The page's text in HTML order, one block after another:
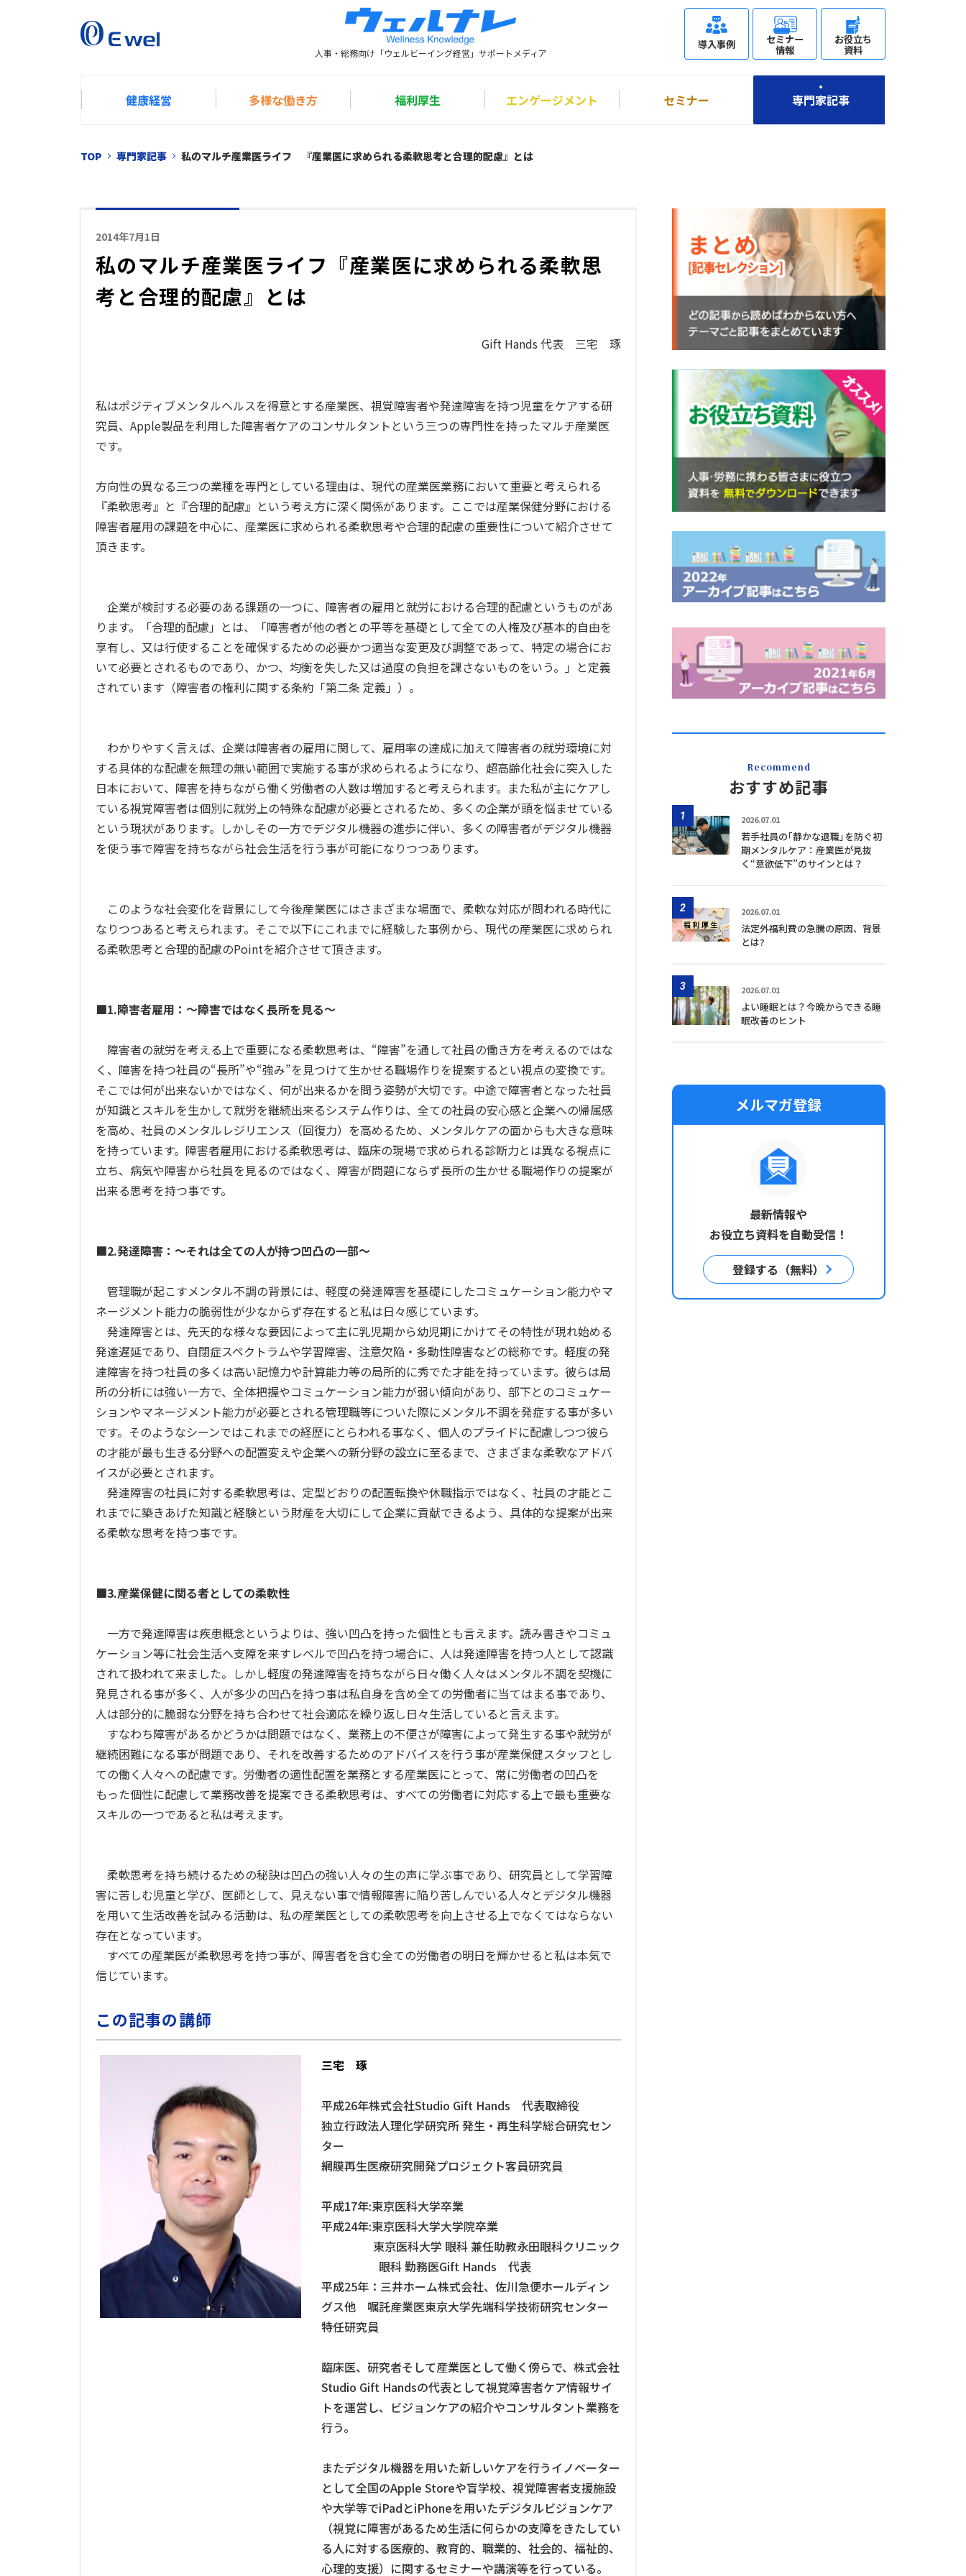
人事・総務向け「ウェルビーイング経営」サポートメディア
導入事例 セミナー
情報
お役立ち
資料
健康経営 多様な働き方 福利厚生 エンゲージメント セミナー 専門家記事
TOP 専門家記事 私のマルチ産業医ライフ 『産業医に求められる柔軟思考と合理的配慮』とは
2014年7月1日
私のマルチ産業医ライフ『産業医に求められる柔軟思
考と合理的配慮』とは
Gift Hands 代表 三宅 琢
私はポジティブメンタルヘルスを得意とする産業医、視覚障害者や発達障害を持つ児童をケアする研
究員、Apple製品を利用した障害者ケアのコンサルタントという三つの専門性を持ったマルチ産業医
です。
方向性の異なる三つの業種を専門としている理由は、現代の産業医業務において重要と考えられる
『柔軟思考』と『合理的配慮』という考え方に深く関係があります。ここでは産業保健分野における
障害者雇用の課題を中心に、産業医に求められる柔軟思考や合理的配慮の重要性について紹介させて
頂きます。
企業が検討する必要のある課題の一つに、障害者の雇用と就労における合理的配慮というものがあ
ります。「合理的配慮」とは、「障害者が他の者との平等を基礎として全ての人権及び基本的自由を
享有し、又は行使することを確保するための必要かつ適当な変更及び調整であって、特定の場合にお
いて必要とされるものであり、かつ、均衡を失した又は過度の負担を課さないものをいう。」と定義
されています（障害者の権利に関する条約「第二条 定義」）。
わかりやすく言えば、企業は障害者の雇用に関して、雇用率の達成に加えて障害者の就労環境に対
する具体的な配慮を無理の無い範囲で実施する事が求められるようになり、超高齢化社会に突入した
日本において、障害を持ちながら働く労働者の人数は増加すると考えられます。また私が主にケアし
ている視覚障害者は個別に就労上の特殊な配慮が必要とされるため、多くの企業が頭を悩ませている
という現状があります。しかしその一方でデジタル機器の進歩に伴い、多くの障害者がデジタル機器
を使う事で障害を持ちながら社会生活を行う事が可能になりつつあります。
このような社会変化を背景にして今後産業医にはさまざまな場面で、柔軟な対応が問われる時代に
なりつつあると考えられます。そこで以下にこれまでに経験した事例から、現代の産業医に求められ
る柔軟思考と合理的配慮のPointを紹介させて頂きます。
■1.障害者雇用：〜障害ではなく長所を見る〜
障害者の就労を考える上で重要になる柔軟思考は、“障害”を通して社員の働き方を考えるのではな
く、障害を持つ社員の“長所”や“強み”を見つけて生かせる職場作りを提案するとい視点の変換です。
そこでは何が出来ないかではなく、何が出来るかを問う姿勢が大切です。中途で障害者となった社員
が知識とスキルを生かして就労を継続出来るシステム作りは、全ての社員の安心感と企業への帰属感
を高め、社員のメンタルレジリエンス（回復力）を高めるため、メンタルケアの面からも大きな意味
を持っています。障害者雇用における柔軟思考は、臨床の現場で求められる診断力とは異なる視点に
立ち、病気や障害から社員を見るのではなく、障害が問題にならず長所の生かせる職場作りの提案が
出来る思考を持つ事です。
■2.発達障害：〜それは全ての人が持つ凹凸の一部〜
管理職が起こすメンタル不調の背景には、軽度の発達障害を基礎にしたコミュケーション能力やマ
ネージメント能力の脆弱性が少なからず存在すると私は日々感じています。
発達障害とは、先天的な様々な要因によって主に乳児期から幼児期にかけてその特性が現れ始める
発達遅延であり、自閉症スペクトラムや学習障害、注意欠陥・多動性障害などの総称です。軽度の発
達障害を持つ社員の多くは高い記憶力や計算能力等の局所的に秀でた才能を持っています。彼らは局
所の分析には強い一方で、全体把握やコミュケーション能力が弱い傾向があり、部下とのコミュケー
ションやマネージメント能力が必要とされる管理職等についた際にメンタル不調を発症する事が多い
です。そのようなシーンではこれまでの経歴にとらわれる事なく、個人のプライドに配慮しつつ彼ら
の才能が最も生きる分野への配置変えや企業への新分野の設立に至るまで、さまざまな柔軟なアドバ
イスが必要とされます。
発達障害の社員に対する柔軟思考は、定型どおりの配置転換や休職指示ではなく、社員の才能とこ
れまでに築きあげた知識と経験という財産を大切にして企業に貢献できるよう、具体的な提案が出来
る柔軟な思考を持つ事です。
■3.産業保健に関る者としての柔軟性
一方で発達障害は疾患概念というよりは、強い凹凸を持った個性とも言えます。読み書きやコミュ
ケーション等に社会生活へ支障を来すレベルで凹凸を持つ場合に、人は発達障害を持つ人として認識
されて扱われて来ました。しかし軽度の発達障害を持ちながら日々働く人々はメンタル不調を契機に
発見される事が多く、人が多少の凹凸を持つ事は私自身を含め全ての労働者に当てはまる事であり、
人は部分的に脆弱な分野を持ち合わせて社会適応を繰り返し日々生活していると言えます。
すなわち障害があるかどうかは問題ではなく、業務上の不便さが障害によって発生する事や就労が
継続困難になる事が問題であり、それを改善するためのアドバイスを行う事が産業保健スタッフとし
ての働く人々への配慮です。労働者の適性配置を業務とする産業医にとって、常に労働者の凹凸を
もった個性に配慮して業務改善を提案できる柔軟思考は、すべての労働者に対応する上で最も重要な
スキルの一つであると私は考えます。
柔軟思考を持ち続けるための秘訣は凹凸の強い人々の生の声に学ぶ事であり、研究員として学習障
害に苦しむ児童と学び、医師として、見えない事で情報障害に陥り苦しんでいる人々とデジタル機器
を用いて生活改善を試みる活動は、私の産業医としての柔軟思考を向上させる上でなくてはならない
存在となっています。
すべての産業医が柔軟思考を持つ事が、障害者を含む全ての労働者の明日を輝かせると私は本気で
信じています。
この記事の講師
三宅 琢
平成26年株式会社Studio Gift Hands 代表取締役
独立行政法人理化学研究所 発生・再生科学総合研究セン
ター
網膜再生医療研究開発プロジェクト客員研究員
平成17年:東京医科大学卒業
平成24年:東京医科大学大学院卒業
東京医科大学 眼科 兼任助教永田眼科クリニック
眼科 勤務医Gift Hands 代表
平成25年：三井ホーム株式会社、佐川急便ホールディン
グス他 嘱託産業医東京大学先端科学技術研究センター
特任研究員
臨床医、研究者そして産業医として働く傍らで、株式会社
Studio Gift Handsの代表として視覚障害者ケア情報サイ
トを運営し、ビジョンケアの紹介やコンサルタント業務を
行う。
またデジタル機器を用いた新しいケアを行うイノベーター
として全国のApple Storeや盲学校、視覚障害者支援施設
や大学等でiPadとiPhoneを用いたデジタルビジョンケア
（視覚に障害があるため生活に何らかの支障をきたしてい
る人に対する医療的、教育的、職業的、社会的、福祉的、
心理的支援）に関するセミナーや講演等を行っている。
Recommend
おすすめ記事
1 2026.07.01
若手社員の｢静かな退職｣を防ぐ初
期メンタルケア：産業医が見抜
く“意欲低下”のサインとは？
2 2026.07.01
法定外福利費の急騰の原因、背景
とは?
3 2026.07.01
よい睡眠とは？今晩からできる睡
眠改善のヒント
メルマガ登録
最新情報や
お役立ち資料を自動受信！
登録する（無料）